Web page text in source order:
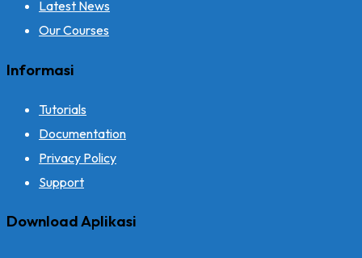
Latest News
Our Courses
Informasi
Tutorials
Documentation
Privacy Policy
Support
Download Aplikasi